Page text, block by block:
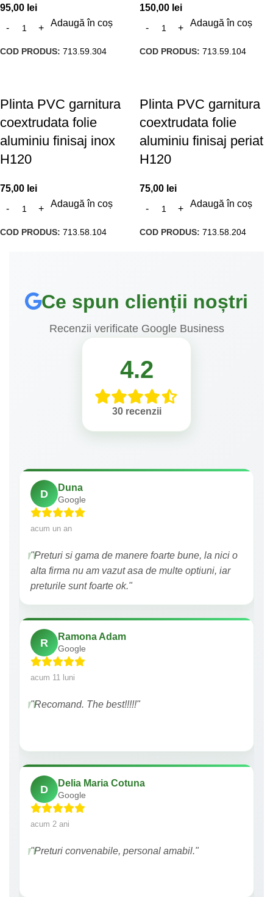
95,00 lei
Adaugă în coș
COD PRODUS: 713.59.304
150,00 lei
Adaugă în coș
COD PRODUS: 713.59.104
Plinta PVC garnitura
coextrudata folie
aluminiu finisaj inox
H120
75,00 lei
Adaugă în coș
COD PRODUS: 713.58.104
Plinta PVC garnitura
coextrudata folie
aluminiu finisaj periat
H120
75,00 lei
Adaugă în coș
COD PRODUS: 713.58.204
Ce spun clienții noștri
Recenzii verificate Google Business
4.2
30 recenzii
D
Duna
Google
acum un an
"Preturi si gama de manere foarte bune, la nici o
alta firma nu am vazut asa de multe optiuni, iar
preturile sunt foarte ok."
R
Ramona Adam
Google
acum 11 luni
"Recomand. The best!!!!!"
D
Delia Maria Cotuna
Google
acum 2 ani
"Preturi convenabile, personal amabil."